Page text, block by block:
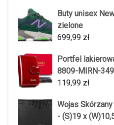
Buty unisex
zielone
699,99 zł
Portfel
8809-MIRN-
119,99 zł
Wojas
- (S)19 x